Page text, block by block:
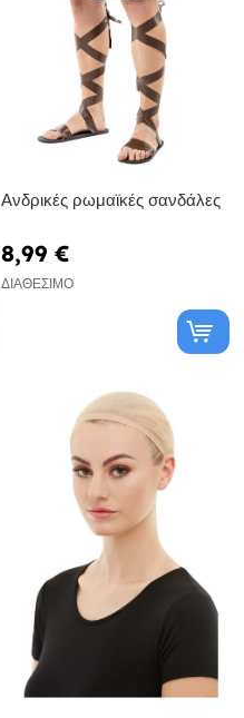
Ανδρικές ρωμαϊκές σανδάλες
8,99 €
ΔΙΑΘΈΣΙΜΟ